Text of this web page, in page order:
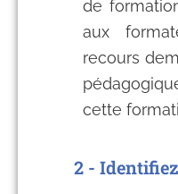
de
aux
recours
cette
2 -